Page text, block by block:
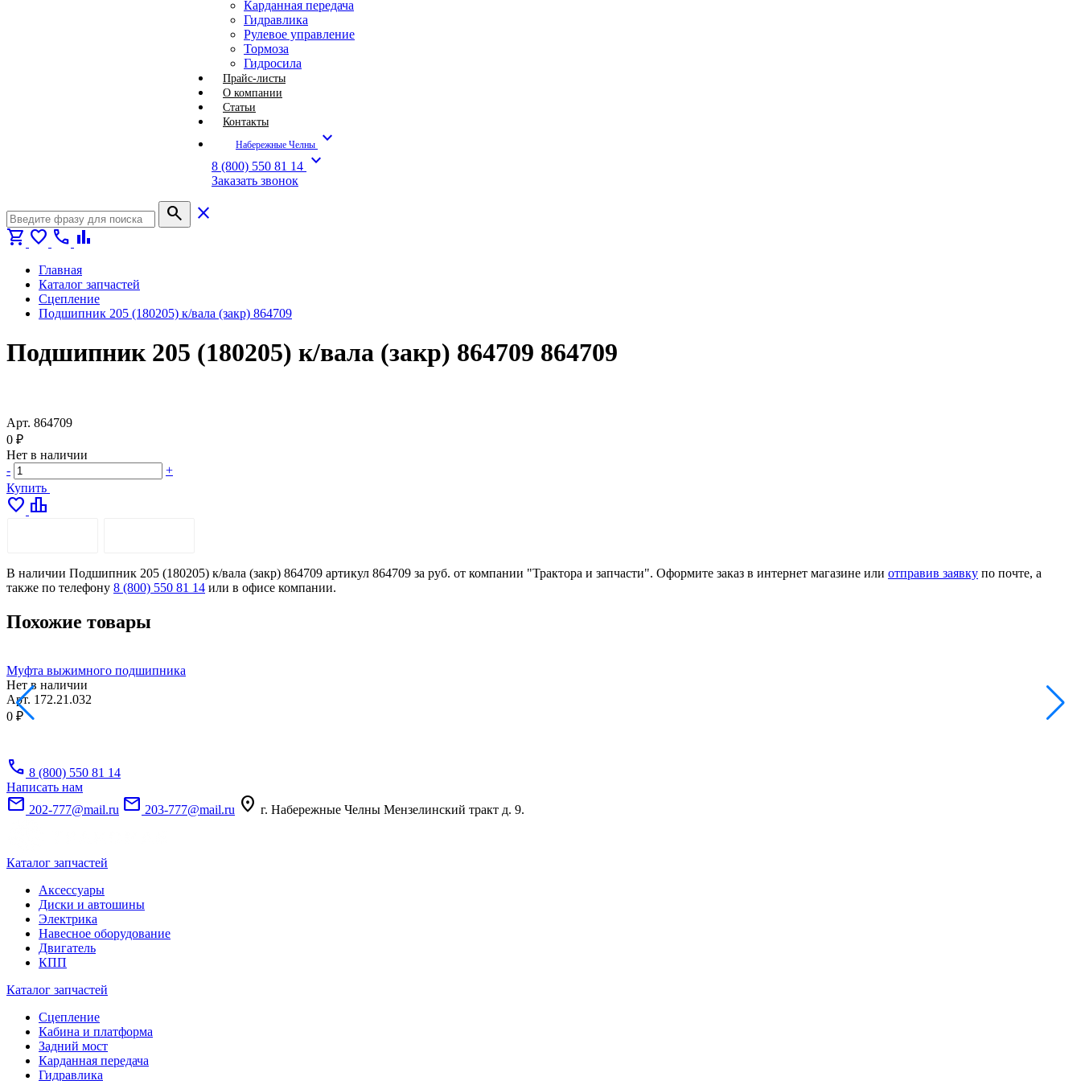
Карданная передача
Гидравлика
Рулевое управление
Тормоза
Гидросила
Прайс-листы
О компании
Статьи
Контакты
Набережные Челны expand_more
8 (800) 550 81 14 expand_more
Заказать звонок
search
close
shopping_cart favorite call bar_chart
Главная
Каталог запчастей
Сцепление
Подшипник 205 (180205) к/вала (закр) 864709
Подшипник 205 (180205) к/вала (закр) 864709 864709
Арт. 864709
0 ₽
Нет в наличии
-
+
Купить
favorite leaderboard
В наличии Подшипник 205 (180205) к/вала (закр) 864709 артикул 864709 за руб. от компании "Трактора и запчасти". Оформите заказ в интернет магазине или отправив заявку по почте, а
также по телефону 8 (800) 550 81 14 или в офисе компании.
Похожие товары
Муфта выжимного подшипника
Нет в наличии
Арт. 172.21.032
0 ₽
call 8 (800) 550 81 14
Написать нам
mail 202-777@mail.ru mail 203-777@mail.ru location_on г. Набережные Челны Мензелинский тракт д. 9.
Каталог запчастей
Аксессуары
Диски и автошины
Электрика
Навесное оборудование
Двигатель
КПП
Каталог запчастей
Сцепление
Кабина и платформа
Задний мост
Карданная передача
Гидравлика